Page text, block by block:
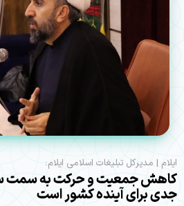
ایلام |‌ مدیرکل تبلیغات اسلامی ایلام:
کاهش جمعیت و حرکت به سمت
جدی برای آینده کشور است